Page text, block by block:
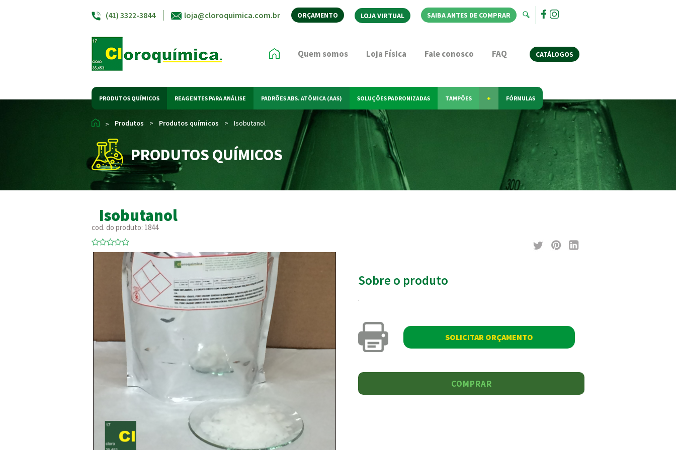
(41) 3322-3844 loja@cloroquimica.com.br ORÇAMENTO LOJA VIRTUAL SAIBA ANTES DE COMPRAR
Quem somos Loja Física Fale conosco FAQ CATÁLOGOS
PRODUTOS QUÍMICOS REAGENTES PARA ANÁLISE PADRÕES ABS. ATÔMICA (AAS) SOLUÇÕES PADRONIZADAS TAMPÕES + FÓRMULAS
> Produtos > Produtos químicos > Isobutanol
PRODUTOS QUÍMICOS
Isobutanol
cod. do produto: 1844
Sobre o produto
.
SOLICITAR ORÇAMENTO
COMPRAR